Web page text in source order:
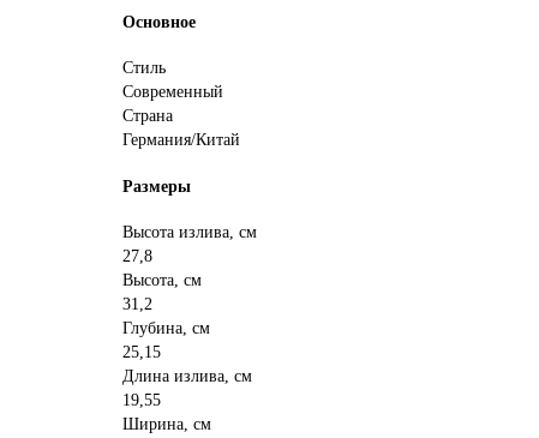
Основное
Стиль
Современный
Страна
Германия/Китай
Размеры
Высота излива, см
27,8
Высота, см
31,2
Глубина, см
25,15
Длина излива, см
19,55
Ширина, см